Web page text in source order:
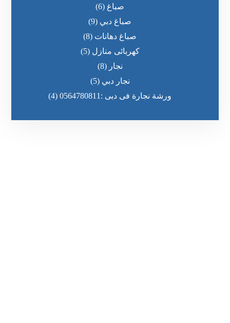
صباغ (6)
صباغ دبي (9)
صباغ دهانات (8)
كهربائى منازل (5)
نجار (8)
نجار دبي (5)
ورشة نجارة فى دبى :0564780811
(4)